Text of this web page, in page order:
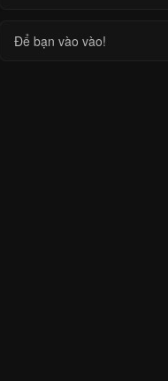
Để bạn vào vào!